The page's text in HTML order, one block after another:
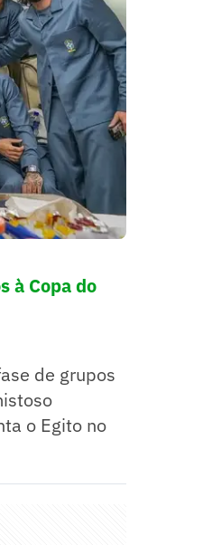
à Copa do
de grupos
o Egito no